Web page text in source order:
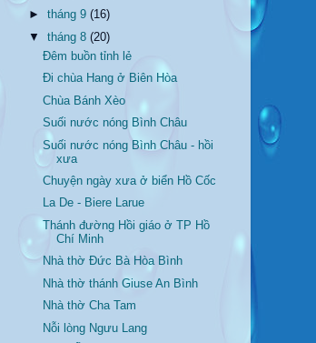
►tháng 9(16)
▼tháng 8(20)
Đêm buồn tỉnh lẻ
Đi chùa Hang ở Biên Hòa
Chùa Bánh Xèo
Suối nước nóng Bình Châu
Suối nước nóng Bình Châu - hồi
xưa
Chuyện ngày xưa ở biển Hồ Cốc
La De - Biere Larue
Thánh đường Hồi giáo ở TP Hồ
Chí Minh
Nhà thờ Đức Bà Hòa Bình
Nhà thờ thánh Giuse An Bình
Nhà thờ Cha Tam
Nỗi lòng Ngưu Lang